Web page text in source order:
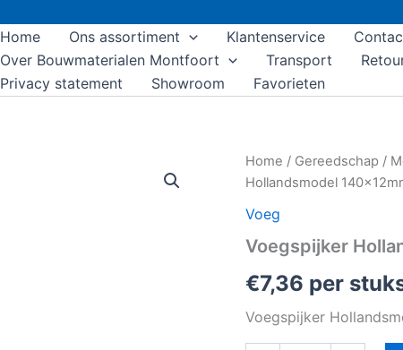
Home Ons assortiment Klantenservice
Over Bouwmaterialen Montfoort
Transport
Privacy statement
Showroom Favorieten
Home / Gereedschap /
Hollandsmodel
Voeg
Voegspijker
€7,36 per
Voegspijker
Voegspijker
Hollandsmodel
aantal